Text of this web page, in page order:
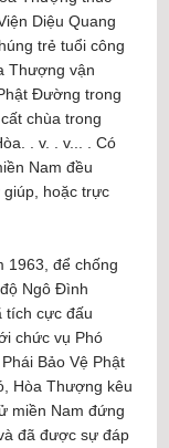
Diệu Quang
trẻ tuổi công
Thượng vận
Đường trong
chùa trong
. v. . v... . Có
Nam đều
hoặc trực
1963, để chống
Ngô Đình
tích cực đấu
chức vụ Phó
Bảo Vệ Phật
Hòa Thượng kêu
miền Nam đứng
đã được sự đáp